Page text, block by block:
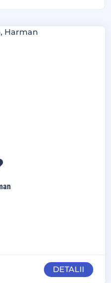
DETALII